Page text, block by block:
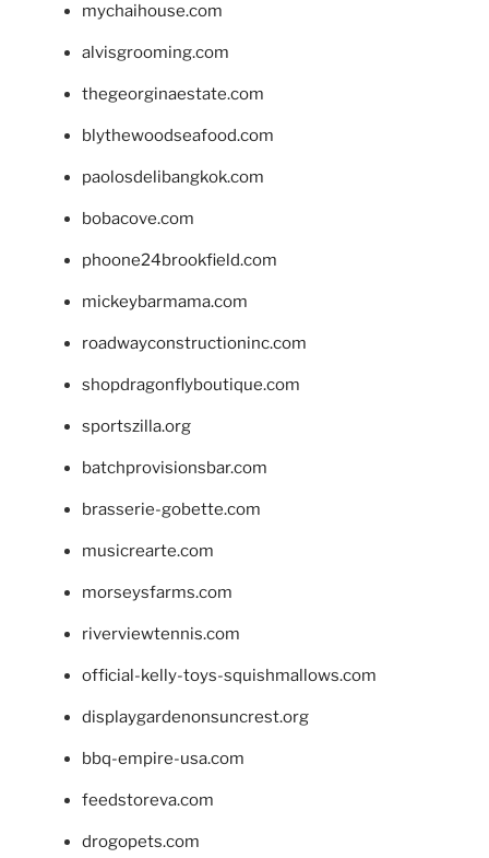
mychaihouse.com
alvisgrooming.com
thegeorginaestate.com
blythewoodseafood.com
paolosdelibangkok.com
bobacove.com
phoone24brookfield.com
mickeybarmama.com
roadwayconstructioninc.com
shopdragonflyboutique.com
sportszilla.org
batchprovisionsbar.com
brasserie-gobette.com
musicrearte.com
morseysfarms.com
riverviewtennis.com
official-kelly-toys-squishmallows.com
displaygardenonsuncrest.org
bbq-empire-usa.com
feedstoreva.com
drogopets.com